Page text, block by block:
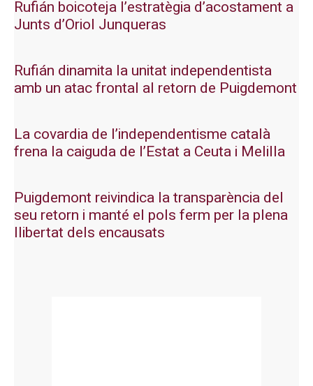
Rufián boicoteja l’estratègia d’acostament a
Junts d’Oriol Junqueras
Rufián dinamita la unitat independentista
amb un atac frontal al retorn de Puigdemont
La covardia de l’independentisme català
frena la caiguda de l’Estat a Ceuta i Melilla
Puigdemont reivindica la transparència del
seu retorn i manté el pols ferm per la plena
llibertat dels encausats